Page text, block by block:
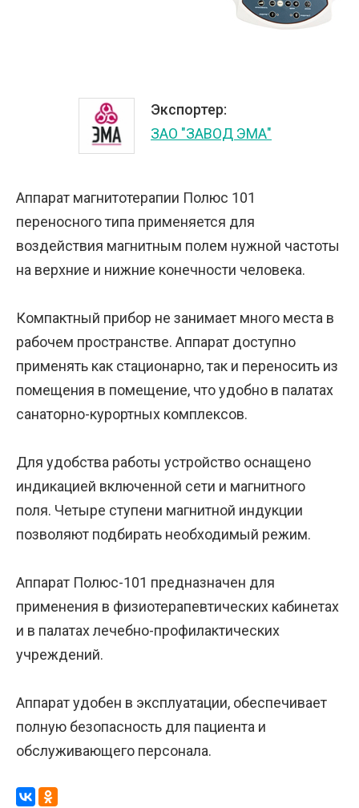
Экспортер:
ЗАО "ЗАВОД ЭМА"
Аппарат магнитотерапии Полюс 101
переносного типа применяется для
воздействия магнитным полем нужной частоты
на верхние и нижние конечности человека.
Компактный прибор не занимает много места в
рабочем пространстве. Аппарат доступно
применять как стационарно, так и переносить из
помещения в помещение, что удобно в палатах
санаторно-курортных комплексов.
Для удобства работы устройство оснащено
индикацией включенной сети и магнитного
поля. Четыре ступени магнитной индукции
позволяют подбирать необходимый режим.
Аппарат Полюс-101 предназначен для
применения в физиотерапевтических кабинетах
и в палатах лечебно-профилактических
учреждений.
Аппарат удобен в эксплуатации, обеспечивает
полную безопасность для пациента и
обслуживающего персонала.